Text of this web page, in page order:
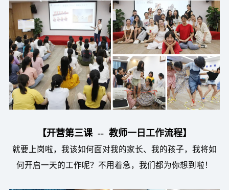
【开营第三课 -- 教师一日工作流程】
就要上岗啦，我该如何面对我的家长、我的孩子，我将如
何开启一天的工作呢？不用着急，我们都为你想到啦！